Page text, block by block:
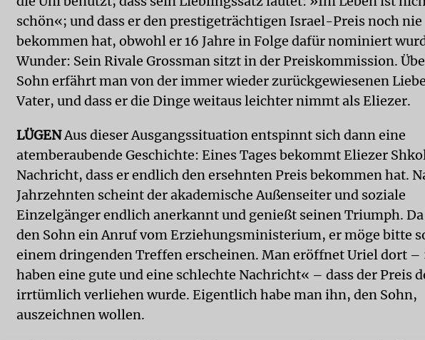
schön«; und dass er den prestigeträchtigen Israel-Preis noch nie
bekommen hat, obwohl er 16 Jahre in Folge dafür nominiert
Wunder: Sein Rivale Grossman sitzt in der Preiskommission.
Sohn erfährt man von der immer wieder zurückgewiesenen
Vater, und dass er die Dinge weitaus leichter nimmt als Eliezer.
LÜGENAus dieser Ausgangssituation entspinnt sich dann eine
atemberaubende Geschichte: Eines Tages bekommt Eliezer
Nachricht, dass er endlich den ersehnten Preis bekommen hat.
Jahrzehnten scheint der akademische Außenseiter und soziale
Einzelgänger endlich anerkannt und genießt seinen Triumph.
den Sohn ein Anruf vom Erziehungsministerium, er möge bitte
einem dringenden Treffen erscheinen. Man eröffnet Uriel dort
haben eine gute und eine schlechte Nachricht« – dass der Preis
irrtümlich verliehen wurde. Eigentlich habe man ihn, den Sohn,
auszeichnen wollen.